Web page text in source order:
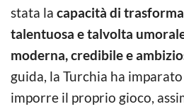
stata la capacità di
talentuosa e talvolta
moderna, credibile e
guida, la Turchia ha
imporre il proprio gioco,